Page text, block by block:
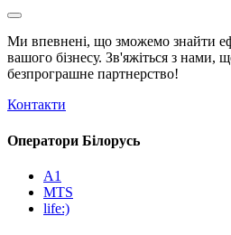
Ми впевнені, що зможемо знайти
вашого бізнесу. Зв'яжіться з нами,
безпрограшне партнерство!
Контакти
Оператори Білорусь
A1
MTS
life:)